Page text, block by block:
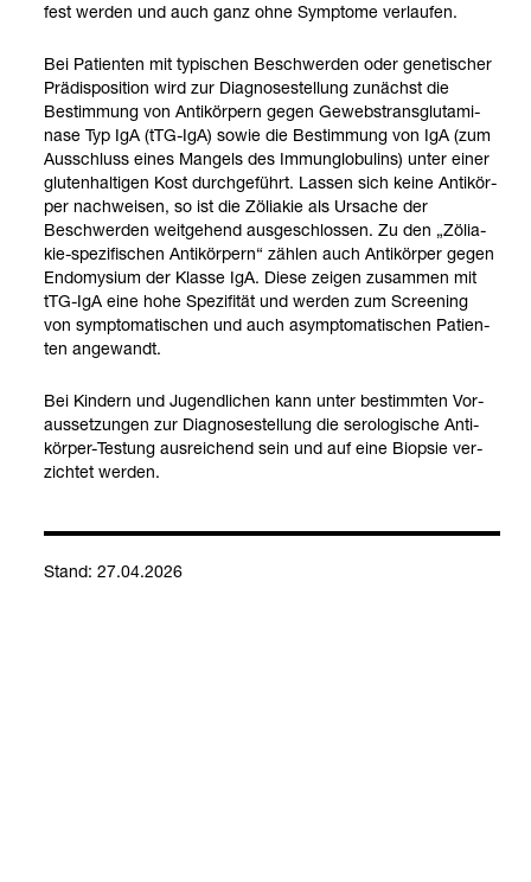
fest wer­den und auch ganz ohne Sym­ptome ver­lau­fen.
Bei Pati­en­ten mit typi­schen Beschwer­den oder gene­ti­scher
Prä­dis­po­si­tion wird zur Dia­gno­se­stel­lung zunächst die
Bestim­mung von Anti­kör­pern gegen Geweb­strans­glut­ami­
nase Typ IgA (tTG-​IgA) sowie die Bestim­mung von IgA (zum
Aus­schluss eines Man­gels des Immun­glo­bu­lins) unter einer
glu­ten­hal­ti­gen Kost durch­ge­führt. Las­sen sich keine Anti­kör­
per nach­wei­sen, so ist die Zölia­kie als Ursa­che der
Beschwer­den weit­ge­hend aus­ge­schlos­sen. Zu den „Zölia­
kie-​spe­zi­fi­schen Anti­kör­pern“ zäh­len auch Anti­kör­per gegen
Endo­mysium der Klasse IgA. Diese zei­gen zusam­men mit
tTG-​IgA eine hohe Spe­zi­fi­tät und wer­den zum Scree­ning
von sym­pto­ma­ti­schen und auch asym­pto­ma­ti­schen Pati­en­
ten ange­wandt.
Bei Kin­dern und Jugend­li­chen kann unter bestimm­ten Vor­
aus­set­zun­gen zur Dia­gno­se­stel­lung die sero­lo­gi­sche Anti­
kör­per-​Testung aus­rei­chend sein und auf eine Biop­sie ver­
zich­tet wer­den.
Stand: 27.04.2026
Glia­din